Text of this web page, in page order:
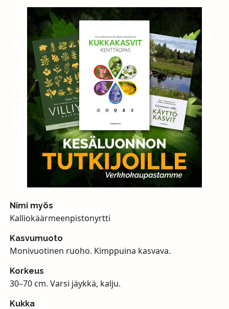
Nimi myös
Kalliokäärmeenpistonyrtti
Kasvumuoto
Monivuotinen ruoho. Kimppuina kasvava.
Korkeus
30–70 cm. Varsi jäykkä, kalju.
Kukka